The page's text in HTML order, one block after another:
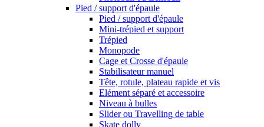
Pied / support d'épaule
Pied / support d'épaule
Mini-trépied et support
Trépied
Monopode
Cage et Crosse d'épaule
Stabilisateur manuel
Tête, rotule, plateau rapide et vis
Elément séparé et accessoire
Niveau à bulles
Slider ou Travelling de table
Skate dolly